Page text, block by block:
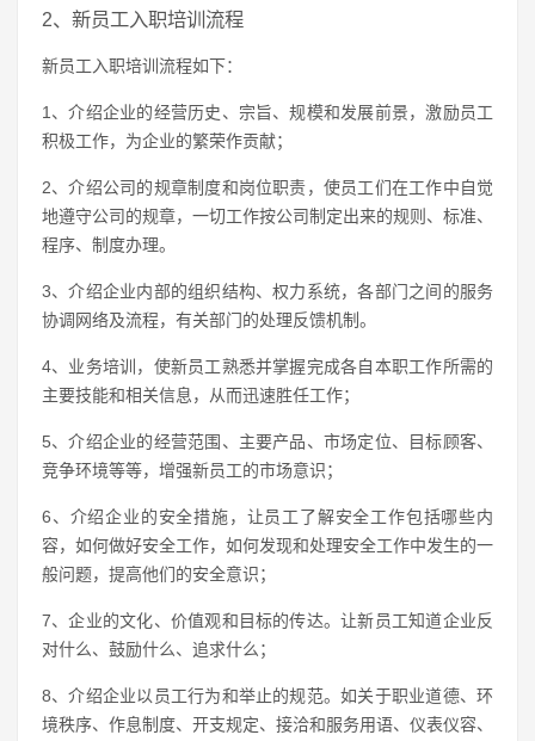
2、新员工入职培训流程
新员工入职培训流程如下：
1、介绍企业的经营历史、宗旨、规模和发展前景，激励员工
积极工作，为企业的繁荣作贡献；
2、介绍公司的规章制度和岗位职责，使员工们在工作中自觉
地遵守公司的规章，一切工作按公司制定出来的规则、标准、
程序、制度办理。
3、介绍企业内部的组织结构、权力系统，各部门之间的服务
协调网络及流程，有关部门的处理反馈机制。
4、业务培训，使新员工熟悉并掌握完成各自本职工作所需的
主要技能和相关信息，从而迅速胜任工作；
5、介绍企业的经营范围、主要产品、市场定位、目标顾客、
竞争环境等等，增强新员工的市场意识；
6、介绍企业的安全措施，让员工了解安全工作包括哪些内
容，如何做好安全工作，如何发现和处理安全工作中发生的一
般问题，提高他们的安全意识；
7、企业的文化、价值观和目标的传达。让新员工知道企业反
对什么、鼓励什么、追求什么；
8、介绍企业以员工行为和举止的规范。如关于职业道德、环
境秩序、作息制度、开支规定、接洽和服务用语、仪表仪容、